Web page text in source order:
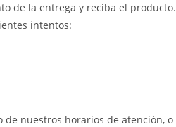
de la entrega y reciba el
intentos:
nuestros horarios de atención,